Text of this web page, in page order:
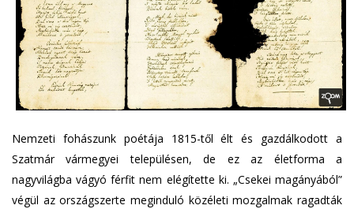
Nemzeti fohászunk poétája 1815-től élt és gazdálkodott a
Szatmár vármegyei településen, de ez az életforma a
nagyvilágba vágyó férfit nem elégítette ki. „Csekei magányából”
végül az országszerte meginduló közéleti mozgalmak ragadták